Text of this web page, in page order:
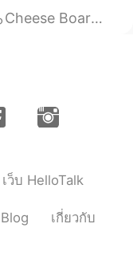
birthday, so I made him a cheese b...
เว็บ HelloTalk
Blog เกี่ยวกับ